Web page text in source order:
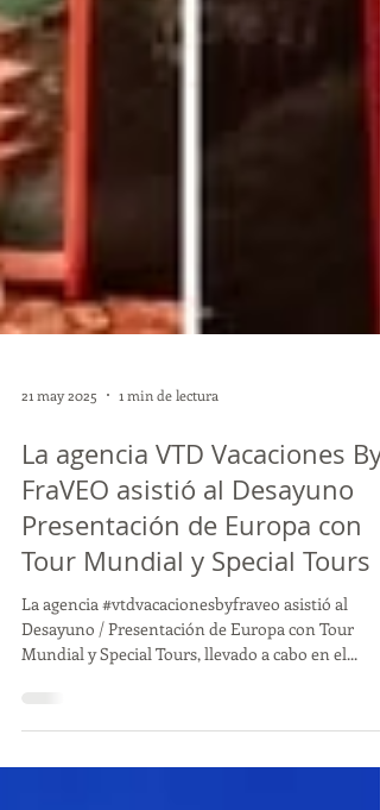
21 may 2025 1 min de lectura
La agencia VTD Vacaciones By
FraVEO asistió al Desayuno
Presentación de Europa con
Tour Mundial y Special Tours
La agencia #vtdvacacionesbyfraveo asistió al